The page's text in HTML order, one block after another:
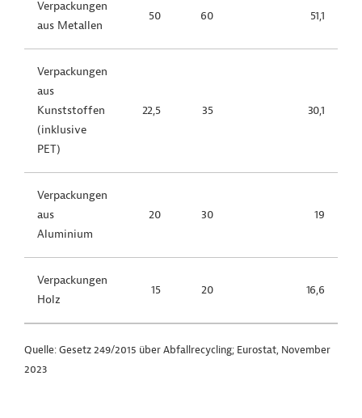
Verpackungen
aus Metallen
50 60 51,1
Verpackungen
aus
Kunststoffen
(inklusive
PET)
22,5 35 30,1
Verpackungen
aus
Aluminium
20 30 19
Verpackungen
Holz
15 20 16,6
Quelle: Gesetz 249/2015 über Abfallrecycling; Eurostat, November
2023